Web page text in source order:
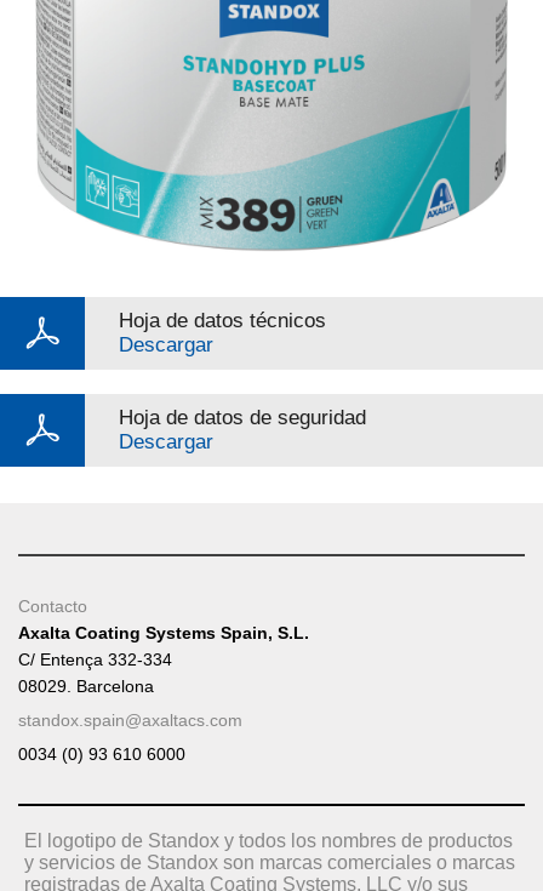
Hoja de datos técnicos
Descargar
Hoja de datos de seguridad
Descargar
Contacto
Axalta Coating Systems Spain, S.L.
C/ Entença 332-334
08029. Barcelona
standox.spain@axaltacs.com
0034 (0) 93 610 6000
El logotipo de Standox y todos los nombres de productos
y servicios de Standox son marcas comerciales o marcas
registradas de Axalta Coating Systems, LLC y/o sus